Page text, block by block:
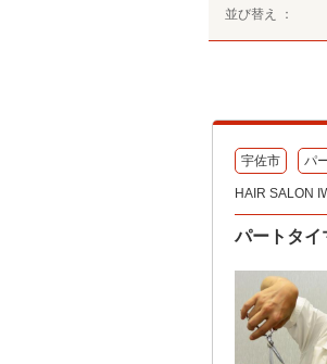
並び替え ：
宇佐市 パ
HAIR SALON
パートタ